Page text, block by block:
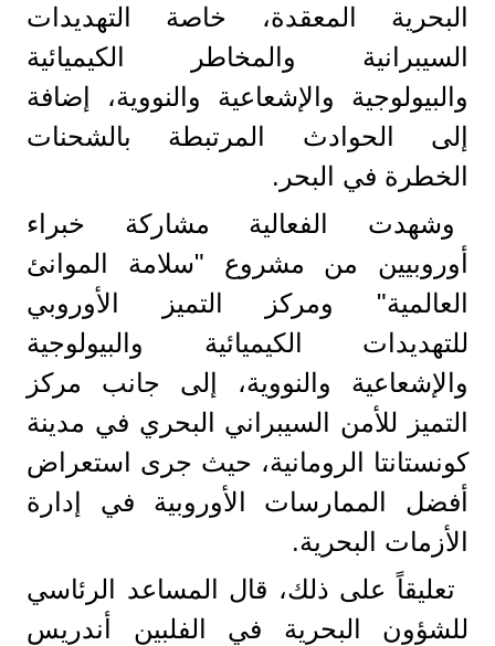
البحرية المعقدة، خاصة التهديدات
السيبرانية والمخاطر الكيميائية
والبيولوجية والإشعاعية والنووية، إضافة
إلى الحوادث المرتبطة بالشحنات
الخطرة في البحر.
وشهدت الفعالية مشاركة خبراء
أوروبيين من مشروع "سلامة الموانئ
العالمية" ومركز التميز الأوروبي
للتهديدات الكيميائية والبيولوجية
والإشعاعية والنووية، إلى جانب مركز
التميز للأمن السيبراني البحري في مدينة
كونستانتا الرومانية، حيث جرى استعراض
أفضل الممارسات الأوروبية في إدارة
الأزمات البحرية.
تعليقاً على ذلك، قال المساعد الرئاسي
للشؤون البحرية في الفلبين أندريس